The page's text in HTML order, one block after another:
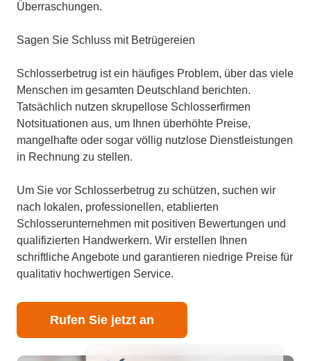
Überraschungen.
Sagen Sie Schluss mit Betrügereien
Schlosserbetrug ist ein häufiges Problem, über das viele
Menschen im gesamten Deutschland berichten.
Tatsächlich nutzen skrupellose Schlosserfirmen
Notsituationen aus, um Ihnen überhöhte Preise,
mangelhafte oder sogar völlig nutzlose Dienstleistungen
in Rechnung zu stellen.
Um Sie vor Schlosserbetrug zu schützen, suchen wir
nach lokalen, professionellen, etablierten
Schlosserunternehmen mit positiven Bewertungen und
qualifizierten Handwerkern. Wir erstellen Ihnen
schriftliche Angebote und garantieren niedrige Preise für
qualitativ hochwertigen Service.
Rufen Sie jetzt an